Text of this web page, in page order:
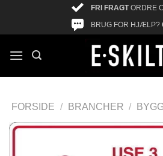
FRI FRAGTORDRE
BRUG FOR HJÆLP?
FORSIDE / BRANCHER /